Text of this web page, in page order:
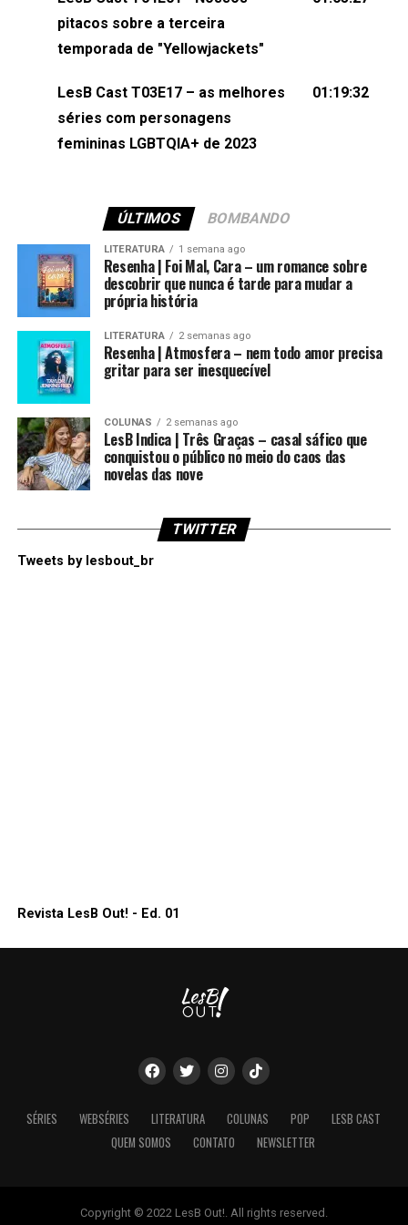
(⁠⁠⁠⁠@brunarfentanes⁠⁠⁠⁠) e Pollyelly FlorêncioEdição de
Naiady Machado
pitacos sobre a terceira
temporada de "Yellowjackets"
LesB Cast T03E17 – as melhores
séries com personagens
femininas LGBTQIA+ de 2023
01:19:32
ÚLTIMOS BOMBANDO
LITERATURA 1 semana ago
Resenha | Foi Mal, Cara – um romance sobre
descobrir que nunca é tarde para mudar a
própria história
LITERATURA 2 semanas ago
Resenha | Atmosfera – nem todo amor precisa
gritar para ser inesquecível
COLUNAS 2 semanas ago
LesB Indica | Três Graças – casal sáfico que
conquistou o público no meio do caos das
novelas das nove
TWITTER
Tweets by lesbout_br
Revista LesB Out! - Ed. 01
SÉRIES WEBSÉRIES LITERATURA COLUNAS POP
LESB CAST
QUEM SOMOS
CONTATO NEWSLETTER
Copyright © 2022 LesB Out!. All rights reserved.